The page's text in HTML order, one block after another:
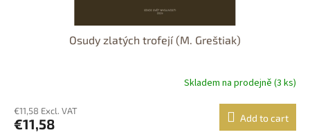
Osudy zlatých trofejí (M. Greštiak)
Skladem na prodejně (3 ks)
€11,58 Excl. VAT
€11,58 Add to cart